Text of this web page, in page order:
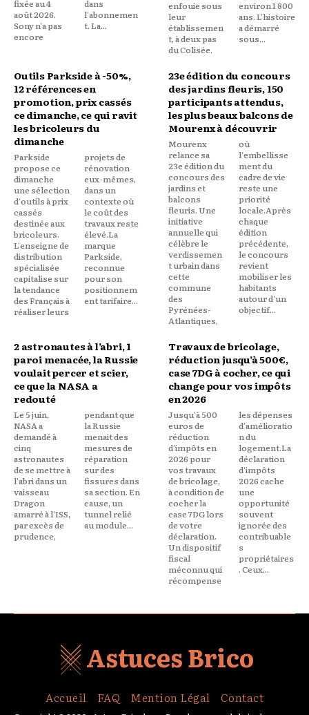
fixée au 4
août 2026.
Sony n'a pas
encore
dans
l'abonnemen
t. La...
enfouie sous
leur
établissemen
t, à deux pas
du Colisée.
environ 1 800
ans. L'histoire
a démarré
sous...
Outils Parkside à -50%,
12 références en
promotion, prix cassés
ce dimanche, ce qui ravit
les bricoleurs du
dimanche
Parkside
propose ce
dimanche
une sélection
d'outils à prix
cassés
destinée aux
bricoleurs.
L'enseigne de
distribution
spécialisée
capitalise sur
la tendance
des Français à
réaliser leurs
projets de
rénovation
eux-mêmes,
dans un
contexte où
le coût des
travaux reste
élevé.La
marque
Parkside,
reconnue
pour son
positionnem
ent tarifaire...
23e édition du concours
des jardins fleuris, 150
participants attendus,
les plus beaux balcons de
Mourenx à découvrir
Mourenx
relance sa
23e édition du
concours des
jardins et
balcons
fleuris. Une
initiative
annuelle qui
célèbre le
verdissemen
t urbain dans
cette
commune
des
Pyrénées-
Atlantiques,
où
l'embellisse
ment du
cadre de vie
reste une
priorité
locale.Après
chaque
édition
précédente,
le concours
revient
mobiliser les
habitants
autour d'un
objectif...
2 astronautes à l’abri, 1
paroi menacée, la Russie
voulait percer et scier,
ce que la NASA a
redouté
Le 5 juin,
NASA a
demandé à
cinq
astronautes
de se mettre à
l'abri dans un
vaisseau
Dragon
amarré à l'ISS,
par excès de
prudence,
pendant que
la Russie
menait des
mesures de
réparation
sur des
fissures dans
sa section. En
cause, un
tunnel relié
au module...
Travaux de bricolage,
réduction jusqu’à 500€,
case 7DG à cocher, ce qui
change pour vos impôts
en 2026
Jusqu'à 500
euros de
réduction
d'impôts en
2026 pour
vos travaux
de bricolage,
à condition de
cocher la
case 7DG lors
de votre
déclaration.
Un dispositif
fiscal
méconnu qui
récompense
les dépenses
d'amélioratio
n du
logement.La
déclaration
d'impôts
2026 cache
une
opportunité
souvent
ignorée des
contribuable
s
propriétaires
. Ceux...
Astuces Brico
Accueil FAQ Mention Légal Contact